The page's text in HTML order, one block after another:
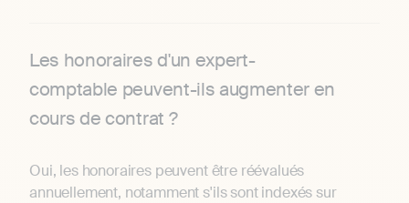
Les honoraires d'un expert-
comptable peuvent-ils augmenter en
cours de contrat ?
Oui, les honoraires peuvent être réévalués
annuellement, notamment s'ils sont indexés sur